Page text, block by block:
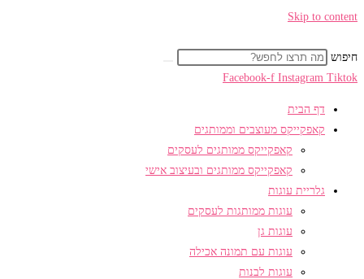
Skip to content
חיפוש
Facebook-f Instagram Tiktok
דף הבית
קאפקייקס מעוצבים וממותגים
קאפקייקס ממותגים לעסקים
קאפקייקס ממותגים ובעיצוב אישי
גלריית עוגות
עוגות ממותגות לעסקים
עוגות גן
עוגות עם תמונה אכילה
עוגות לבנות